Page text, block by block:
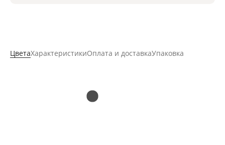
ЦветаХарактеристикиОплата и доставкаУпаковка